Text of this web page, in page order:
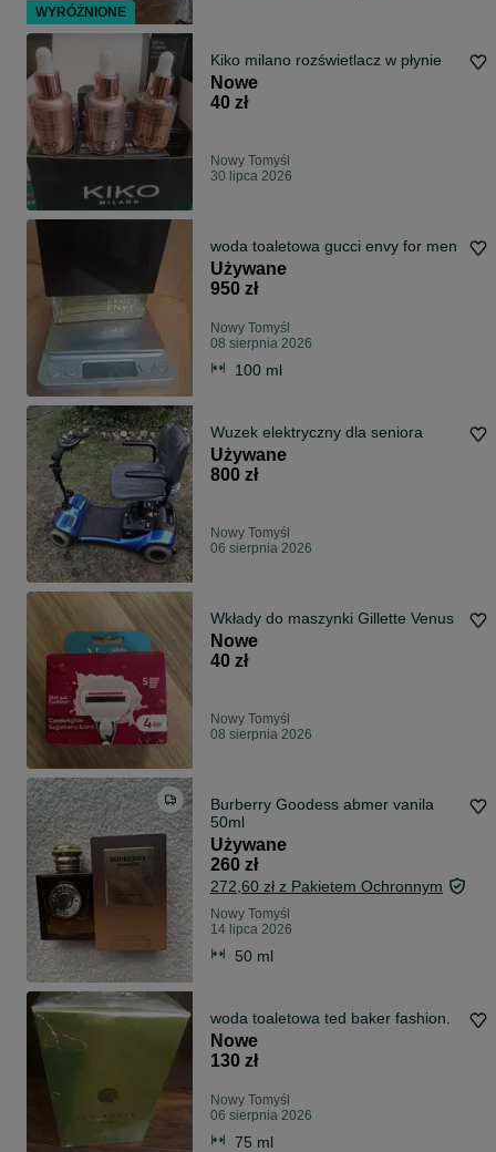
Kiko milano rozświetlacz w płynie
Nowe
40 zł
Nowy Tomyśl
30 lipca 2026
woda toaletowa gucci envy for men
Używane
950 zł
Nowy Tomyśl
08 sierpnia 2026
100 ml
Wuzek elektryczny dla seniora
Używane
800 zł
Nowy Tomyśl
06 sierpnia 2026
Wkłady do maszynki Gillette Venus
Nowe
40 zł
Nowy Tomyśl
08 sierpnia 2026
Burberry Goodess abmer vanila
50ml
Używane
260 zł
272,60 zł z Pakietem Ochronnym
Nowy Tomyśl
14 lipca 2026
50 ml
woda toaletowa ted baker fashion.
Nowe
130 zł
Nowy Tomyśl
06 sierpnia 2026
75 ml
WYRÓŻNIONE